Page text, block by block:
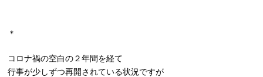
＊
コロナ禍の空白の２年間を経て
行事が少しずつ再開されている状況ですが